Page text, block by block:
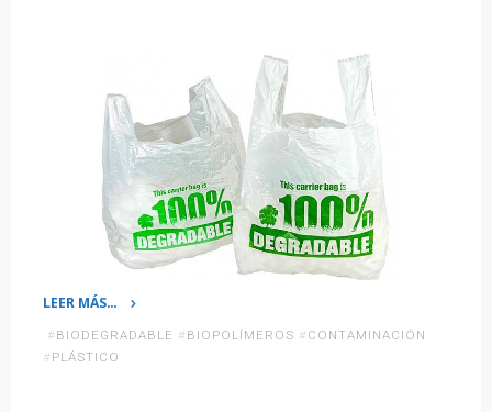
LEER MÁS…
«¡Innovador!
Elaboran
# BIODEGRADABLE # BIOPOLÍMEROS # CONTAMINACIÓN
# PLÁSTICO